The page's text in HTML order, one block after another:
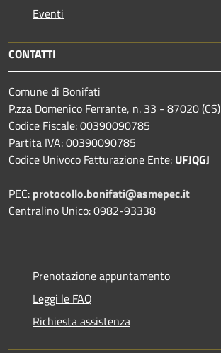
Eventi
CONTATTI
Comune di Bonifati
P.zza Domenico Ferrante, n. 33 - 87020 (CS)
Codice Fiscale: 00390090785
Partita IVA: 00390090785
Codice Univoco Fatturazione Ente: UFJQGJ
PEC: protocollo.bonifati@asmepec.it
Centralino Unico: 0982-93338
Prenotazione appuntamento
Leggi le FAQ
Richiesta assistenza